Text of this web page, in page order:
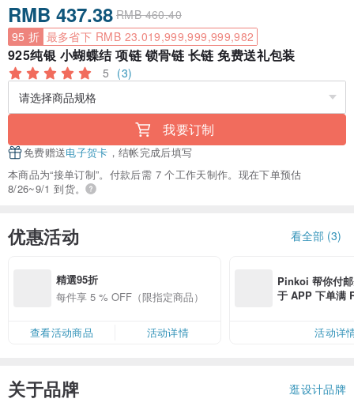
RMB 437.38 RMB 460.40
95 折 最多省下 RMB 23.019,999,999,999,982
925纯银 小蝴蝶结 项链 锁骨链 长链 免费送礼包装
5 (3)
我要订制
免费赠送电子贺卡 ，结帐完成后填写
本商品为“接单订制”。付款后需 7 个工作天制作。现在下单预估
8/26~9/1 到货。
优惠活动 看全部 (3)
精選95折
每件享 5 % OFF（限指定商品）
查看活动商品 活动详情
Pinkoi 帮你付
于 APP 下单满
活动详
关于品牌 逛设计品牌